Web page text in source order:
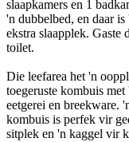
slaapkamers en 1
'n dubbelbed, en daar
ekstra slaapplek. Gaste
toilet.
Die leefarea het 'n
toegeruste kombuis
eetgerei en breekware.
kombuis is perfek vir
sitplek en 'n kaggel vir